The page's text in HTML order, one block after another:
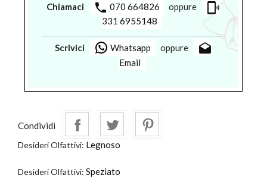
Chiamaci phone 070 664826 oppure phonelink_ring
331 6955148
Scrivici Whatsapp oppure drafts
Email
Condividi
Desideri Olfattivi: Legnoso
Desideri Olfattivi: Speziato